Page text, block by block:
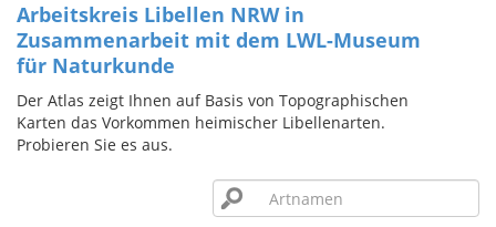
Arbeitskreis Libellen NRW in
Zusammenarbeit mit dem LWL-Museum
für Naturkunde
Der Atlas zeigt Ihnen auf Basis von Topographischen
Karten das Vorkommen heimischer Libellenarten.
Probieren Sie es aus.